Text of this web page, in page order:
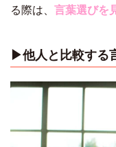
る際は、 言葉選びを
▶︎他人と比較する